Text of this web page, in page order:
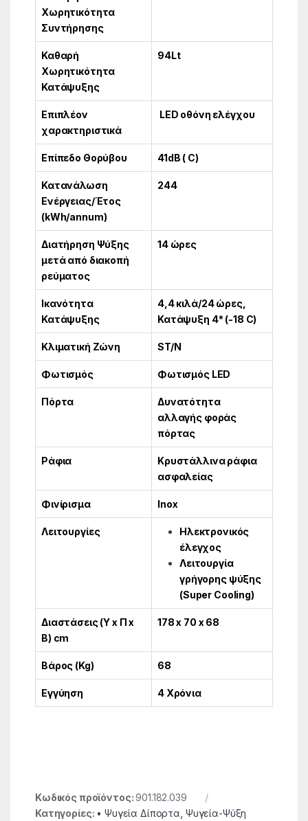
Χωρητικότητα
Συντήρησης
Καθαρή
Χωρητικότητα
Κατάψυξης
94Lt
Επιπλέον
χαρακτηριστικά
LED οθόνη ελέγχου
Επίπεδο Θορύβου 41dB ( C)
Κατανάλωση
Ενέργειας/Έτος
(kWh/annum)
244
Διατήρηση Ψύξης
μετά από διακοπή
ρεύματος
14 ώρες
Ικανότητα
Κατάψυξης
4,4 κιλά/24 ώρες,
Κατάψυξη 4* (-18 C)
Κλιματική Ζώνη ST/N
Φωτισμός Φωτισμός LED
Πόρτα
Δυνατότητα
αλλαγής φοράς
πόρτας
Ράφια
Κρυστάλλινα ράφια
ασφαλείας
Φινίρισμα Inox
Λειτουργίες
Ηλεκτρονικός
έλεγχος
Λειτουργία
γρήγορης ψύξης
(Super Cooling)
Διαστάσεις (Υ x Π x
Β) cm
178 x 70 x 68
Βάρος (Kg) 68
Εγγύηση 4 Χρόνια
Κωδικός προϊόντος:901.182.039
Κατηγορίες: • Ψυγεία Δίπορτα Ψυγεία-Ψύξη